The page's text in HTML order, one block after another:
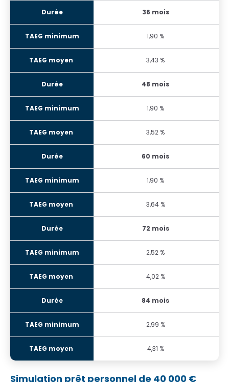
36 mois
1,90 %
3,43 %
48 mois
1,90 %
3,52 %
60 mois
1,90 %
3,64 %
72 mois
2,52 %
4,02 %
84 mois
2,99 %
4,31 %
Simulation prêt personnel de 40 000 €